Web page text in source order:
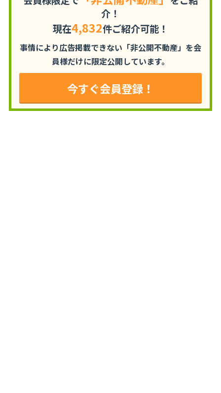
介！
現在4,832件ご紹介可能！
事情により広告掲載できない「非公開不動産」を会
員様だけに限定公開しています。
今すぐ会員登録！